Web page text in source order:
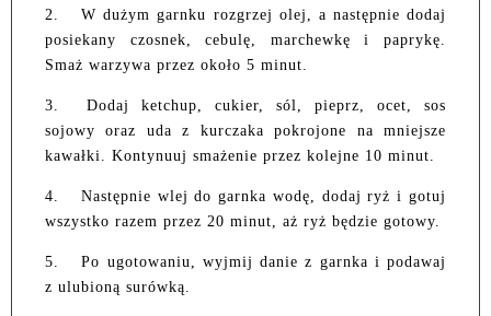
2.
W dużym garnku rozgrzej olej, a następnie dodaj
posiekany czosnek, cebulę, marchewkę i paprykę.
Smaż warzywa przez około 5 minut.
3.
Dodaj ketchup, cukier, sól, pieprz, ocet, sos
sojowy oraz uda z kurczaka pokrojone na mniejsze
kawałki. Kontynuuj smażenie przez kolejne 10 minut.
4.
Następnie wlej do garnka wodę, dodaj ryż i gotuj
wszystko razem przez 20 minut, aż ryż będzie gotowy.
5.
Po ugotowaniu, wyjmij danie z garnka i podawaj
z ulubioną surówką.